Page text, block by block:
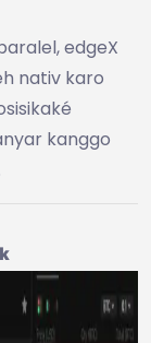
edgeX
nativ karo
kanggo